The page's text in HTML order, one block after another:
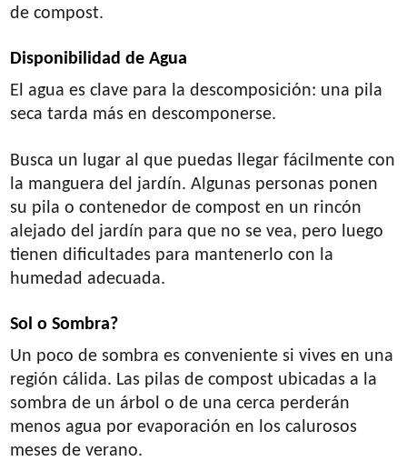
de compost.
Disponibilidad de Agua
El agua es clave para la descomposición: una pila
seca tarda más en descomponerse.
Busca un lugar al que puedas llegar fácilmente con
la manguera del jardín. Algunas personas ponen
su pila o contenedor de compost en un rincón
alejado del jardín para que no se vea, pero luego
tienen dificultades para mantenerlo con la
humedad adecuada.
Sol o Sombra?
Un poco de sombra es conveniente si vives en una
región cálida. Las pilas de compost ubicadas a la
sombra de un árbol o de una cerca perderán
menos agua por evaporación en los calurosos
meses de verano.